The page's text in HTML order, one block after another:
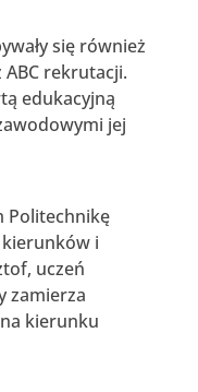
się również
rekrutacji.
edukacyjną
jej
Politechnikę
kierunków i
uczeń
zamierza
kierunku